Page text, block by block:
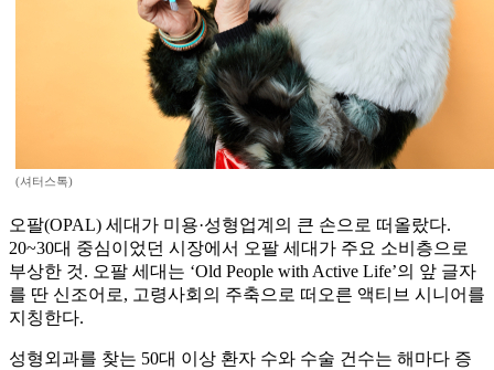
(셔터스톡)
오팔(OPAL) 세대가 미용·성형업계의 큰 손으로 떠올랐다.
20~30대 중심이었던 시장에서 오팔 세대가 주요 소비층으로
부상한 것. 오팔 세대는 ‘Old People with Active Life’의 앞 글자
를 딴 신조어로, 고령사회의 주축으로 떠오른 액티브 시니어를
지칭한다.
성형외과를 찾는 50대 이상 환자 수와 수술 건수는 해마다 증